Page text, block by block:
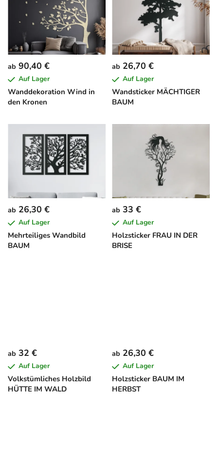
Wanddekoration Wind in
den Kronen
ab 90,40 €
Auf Lager
Wandsticker MÄCHTIGER
BAUM
ab 26,70 €
Auf Lager
Mehrteiliges Wandbild
BAUM
ab 26,30 €
Auf Lager
Holzsticker FRAU IN DER
BRISE
ab 33 €
Auf Lager
Volkstümliches Holzbild
HÜTTE IM WALD
ab 32 €
Auf Lager
Holzsticker BAUM IM
HERBST
ab 26,30 €
Auf Lager